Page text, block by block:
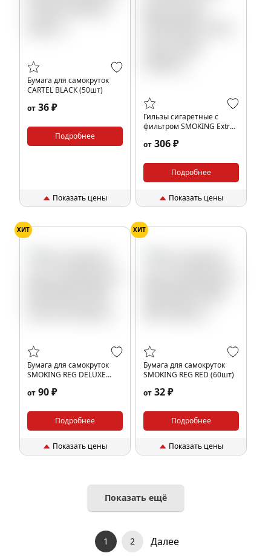
Бумага для самокруток
CARTEL BLACK (50шт)
от 36 ₽
Подробнее
Показать цены
Гильзы сигаретные с
фильтром SMOKING Extra
от 306 ₽
Подробнее
Показать цены
ХИТ
Бумага для самокруток
SMOKING REG DELUXE
от 90 ₽
Подробнее
Показать цены
ХИТ
Бумага для самокруток
SMOKING REG RED (60шт)
от 32 ₽
Подробнее
Показать цены
Показать ещё
1 2 Далее